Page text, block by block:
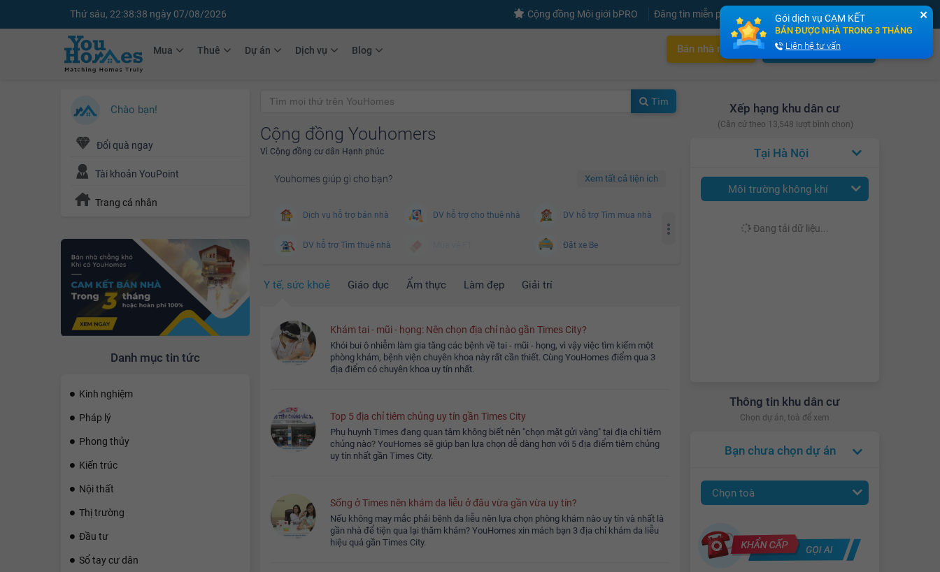
Thứ sáu, 22:38:39 ngày 07/08/2026 Cộng đồng Môi giới bPRO Đăng tin miễn phí Đăng ký Đăng nhập
Mua Thuê Dự án Dịch vụ Blog Bán nhà nhanh Cho thuê nhà nhanh
Chào bạn!
Đổi quà ngay
Tài khoản YouPoint
Trang cá nhân
Danh mục tin tức
Kinh nghiệm
Pháp lý
Phong thủy
Kiến trúc
Nội thất
Thị trường
Đầu tư
Sổ tay cư dân
Xếp hạng khu dân cư
(Căn cứ theo 13,548 lượt bình chọn)
Hà Nội
Môi trường không khí
Đang tải dữ liệu...
Thông tin khu dân cư
Chọn dự án, toà để xem
Bạn chưa chọn dự án
Chọn toà
Tìm
Cộng đồng Youhomers
Vì Cộng đồng cư dân Hạnh phúc
Youhomes giúp gì cho bạn? Xem tất cả tiện ích
Dịch vụ hỗ trợ bán nhà DV hỗ trợ cho thuê nhà DV hỗ trợ Tìm mua nhà
DV hỗ trợ Tìm thuê nhà Đặt xe Be
Sửa chữa Giặt là Gọi giúp việc
Y tế, sức khoẻ Giáo dục Ẩm thực Làm đẹp Giải trí
Khám tai - mũi - họng: Nên chọn địa chỉ nào gần Times City?
Khói bui ô nhiễm làm gia tăng các bệnh về tai - mũi - họng, vì vậy việc tìm kiếm một
phòng khám, bệnh viện chuyên khoa này rất cần thiết. Cùng YouHomes điểm qua 3
địa điểm có chuyên khoa uy tín nhất.
Top 5 địa chỉ tiêm chủng uy tín gần Times City
Phụ huynh Times đang quan tâm không biết nên "chọn mặt gửi vàng" tại địa chỉ tiêm
chủng nào? YouHomes sẽ giúp bạn lựa chọn dễ dàng hơn với 5 địa điểm tiêm chủng
uy tín nhất gần Times City.
Sống ở Times nên khám da liễu ở đâu vừa gần vừa uy tín?
Nếu không may mắc phải bênh da liễu nên lựa chọn phòng khám nào uy tín và nhất là
gần nhà để tiện qua lại thăm khám? YouHomes xin mách bạn 3 địa chỉ khám da liễu
hiệu quả gần Times City.
✕
Gói dịch vụ CAM KẾT
BÁN ĐƯỢC NHÀ TRONG 3 THÁNG
Liên hệ tư vấn